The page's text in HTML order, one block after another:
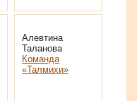
Алевтина
Таланова
Команда
«Талмихи»